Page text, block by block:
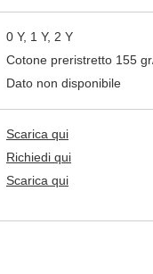
0 Y, 1 Y, 2 Y
Cotone preristretto 155
Dato non disponibile
Scarica qui
Richiedi qui
Scarica qui